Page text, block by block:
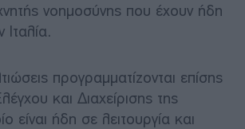
νοημοσύνης που έχουν ήδη
Ιταλία.
προγραμματίζονται επίσης
και Διαχείρισης της
είναι ήδη σε λειτουργία και